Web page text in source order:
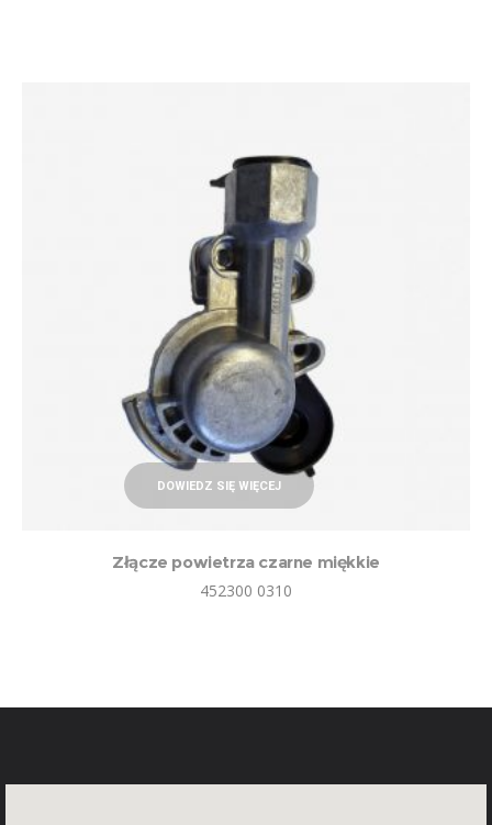
DOWIEDZ SIĘ WIĘCEJ
Złącze powietrza czarne miękkie
452300 0310